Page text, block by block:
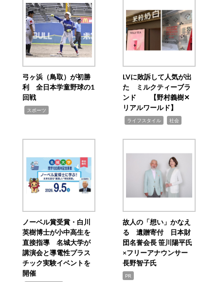
弓ヶ浜（鳥取）が初勝
利 全日本学童野球の1
回戦
スポーツ
LVに敗訴して人気が出
た ミルクティーブラ
ンド 【野村義樹✕
リアルワールド】
ライフスタイル 社会
ノーベル賞受賞・白川
英樹博士が小中高生を
直接指導 名城大学が
講演会と導電性プラス
チック実験イベントを
開催
故人の「想い」かなえ
る 遺贈寄付 日本財
団名誉会長 笹川陽平氏
×フリーアナウンサー
長野智子氏
PR